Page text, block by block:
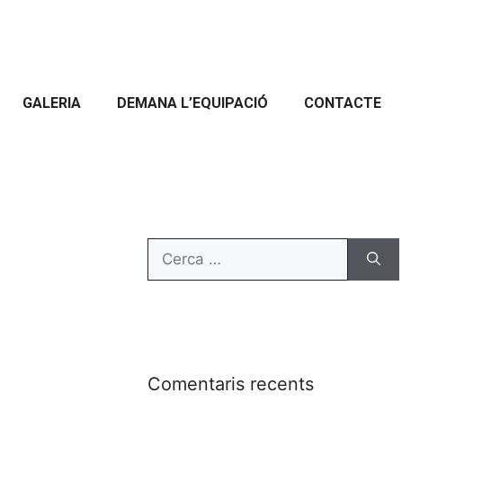
GALERIA DEMANA L’EQUIPACIÓ CONTACTE
Comentaris recents